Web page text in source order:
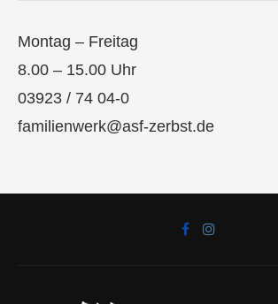
Montag – Freitag
8.00 – 15.00 Uhr
03923 / 74 04-0
familienwerk@asf-zerbst.de